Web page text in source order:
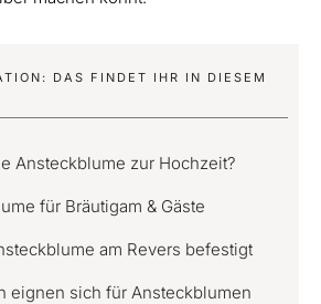
DAS FINDET IHR IN DIESEM
Ansteckblume zur Hochzeit?
für Bräutigam & Gäste
am Revers befestigt
eignen sich für Ansteckblumen